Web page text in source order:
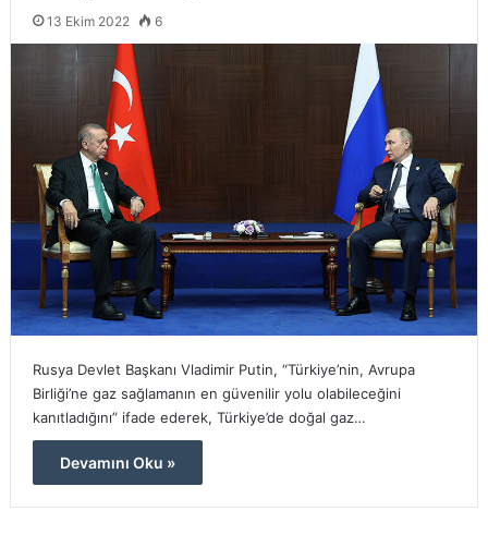
13 Ekim 2022 6
Rusya Devlet Başkanı Vladimir Putin, “Türkiye’nin, Avrupa
Birliği’ne gaz sağlamanın en güvenilir yolu olabileceğini
kanıtladığını” ifade ederek, Türkiye’de doğal gaz…
Devamını Oku »